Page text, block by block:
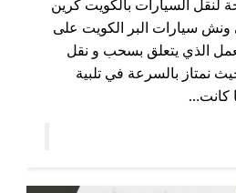
لنقل السيارات بالكويت كرين
سيارات البر الكويت على
الذي يتعلق بسحب و نقل
نمتاز بالسرعة في تلبية
كانت…